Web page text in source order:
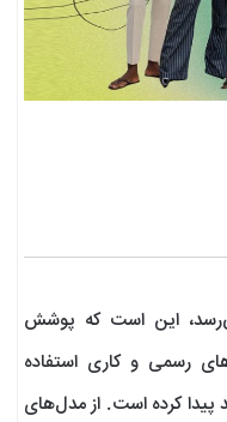
این است که پوشش
رسمی و کاری استفاده
پیدا کرده است. از مدل‌های